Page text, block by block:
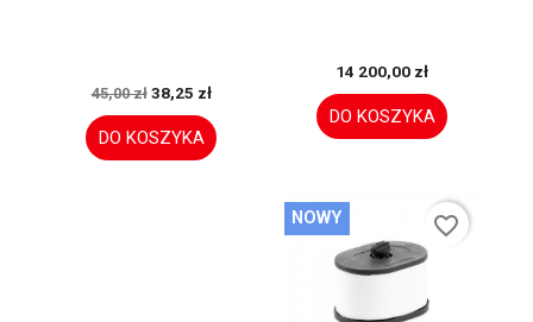
45,00 zł 38,25 zł
DO KOSZYKA
14 200,00 zł
DO KOSZYKA
NOWY favorite_border